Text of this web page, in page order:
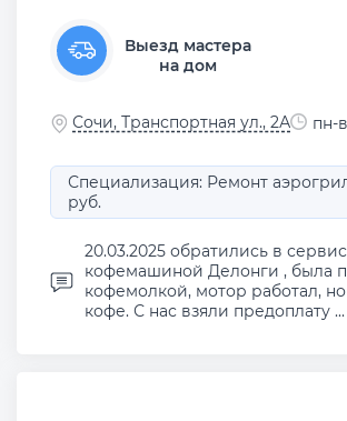
Выезд мастера
на дом
Сочи, Транспортная ул., 2А пн-
Специализация: Ремонт
руб.
20.03.2025 обратились в
кофемашиной Делонги , была
кофемолкой, мотор работал,
кофе. С нас взяли предоплату ...